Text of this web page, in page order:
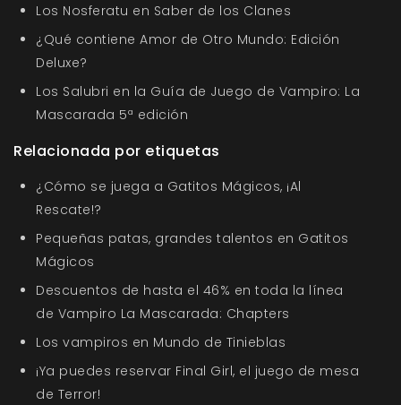
Los Nosferatu en Saber de los Clanes
¿Qué contiene Amor de Otro Mundo: Edición
Deluxe?
Los Salubri en la Guía de Juego de Vampiro: La
Mascarada 5ª edición
Relacionada por etiquetas
¿Cómo se juega a Gatitos Mágicos, ¡Al
Rescate!?
Pequeñas patas, grandes talentos en Gatitos
Mágicos
Descuentos de hasta el 46% en toda la línea
de Vampiro La Mascarada: Chapters
Los vampiros en Mundo de Tinieblas
¡Ya puedes reservar Final Girl, el juego de mesa
de Terror!